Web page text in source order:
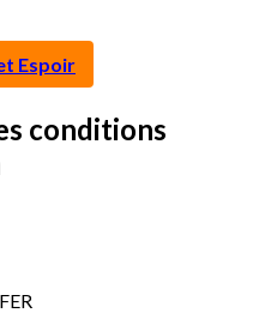
Espoir
conditions